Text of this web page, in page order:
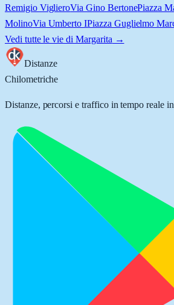
Remigio ViglieroVia Gino BertonePiazza
MolinoVia Umberto IPiazza Guglielmo
Vedi tutte le vie di Margarita →
Distanze
Chilometriche
Distanze, percorsi e traffico in tempo reale